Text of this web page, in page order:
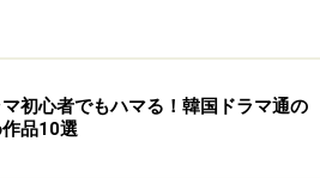
1
初心者でもハマる！韓国ドラマ通の
品10選